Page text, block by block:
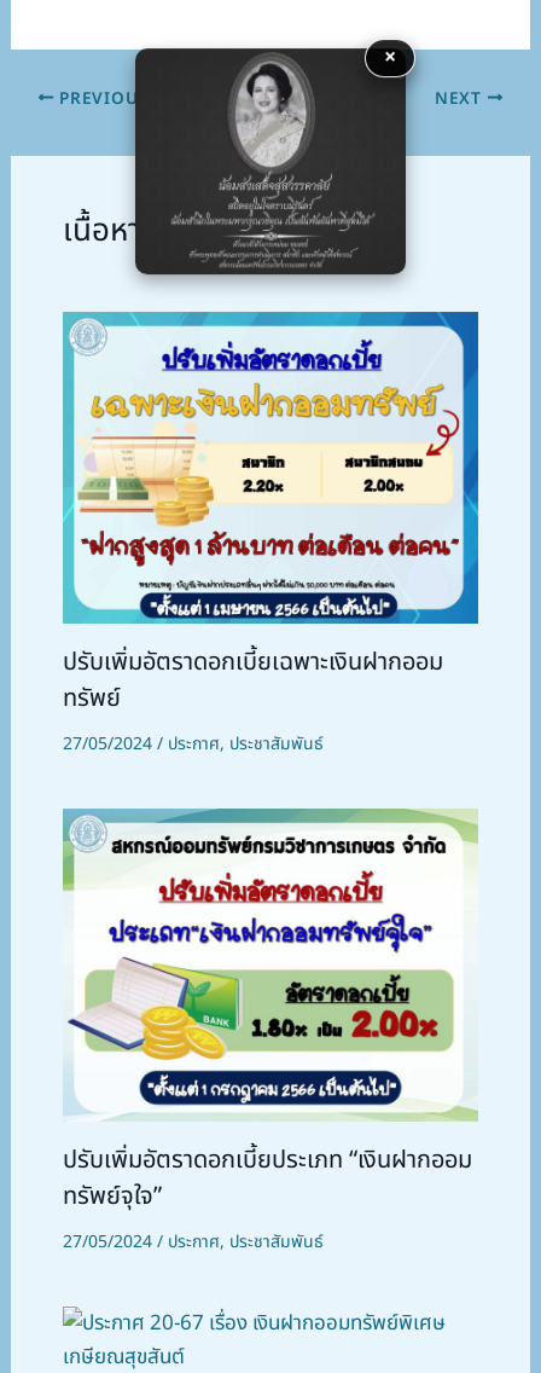
×
PREVIOUS NEXT
เนื้อหาที่เกี่ยวข้อง
ปรับเพิ่มอัตราดอกเบี้ยเฉพาะเงินฝากออม
ทรัพย์
27/05/2024/ ประกาศ, ประชาสัมพันธ์
ปรับเพิ่มอัตราดอกเบี้ยประเภท “เงินฝากออม
ทรัพย์จุใจ”
27/05/2024/ ประกาศ, ประชาสัมพันธ์